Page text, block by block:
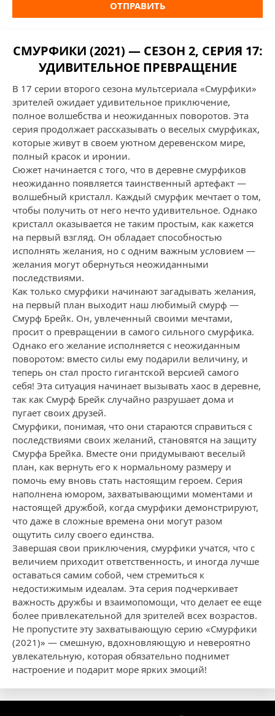
ОТПРАВИТЬ
СМУРФИКИ (2021) — СЕЗОН 2, СЕРИЯ 17:
УДИВИТЕЛЬНОЕ ПРЕВРАЩЕНИЕ
В 17 серии второго сезона мультсериала «Смурфики»
зрителей ожидает удивительное приключение,
полное волшебства и неожиданных поворотов. Эта
серия продолжает рассказывать о веселых смурфиках,
которые живут в своем уютном деревенском мире,
полный красок и иронии.
Сюжет начинается с того, что в деревне смурфиков
неожиданно появляется таинственный артефакт —
волшебный кристалл. Каждый смурфик мечтает о том,
чтобы получить от него нечто удивительное. Однако
кристалл оказывается не таким простым, как кажется
на первый взгляд. Он обладает способностью
исполнять желания, но с одним важным условием —
желания могут обернуться неожиданными
последствиями.
Как только смурфики начинают загадывать желания,
на первый план выходит наш любимый смурф —
Смурф Брейк. Он, увлеченный своими мечтами,
просит о превращении в самого сильного смурфика.
Однако его желание исполняется с неожиданным
поворотом: вместо силы ему подарили величину, и
теперь он стал просто гигантской версией самого
себя! Эта ситуация начинает вызывать хаос в деревне,
так как Смурф Брейк случайно разрушает дома и
пугает своих друзей.
Смурфики, понимая, что они стараются справиться с
последствиями своих желаний, становятся на защиту
Смурфа Брейка. Вместе они придумывают веселый
план, как вернуть его к нормальному размеру и
помочь ему вновь стать настоящим героем. Серия
наполнена юмором, захватывающими моментами и
настоящей дружбой, когда смурфики демонстрируют,
что даже в сложные времена они могут разом
ощутить силу своего единства.
Завершая свои приключения, смурфики учатся, что с
величием приходит ответственность, и иногда лучше
оставаться самим собой, чем стремиться к
недостижимым идеалам. Эта серия подчеркивает
важность дружбы и взаимопомощи, что делает ее еще
более привлекательной для зрителей всех возрастов.
Не пропустите эту захватывающую серию «Смурфики
(2021)» — смешную, вдохновляющую и невероятно
увлекательную, которая обязательно поднимет
настроение и подарит море ярких эмоций!